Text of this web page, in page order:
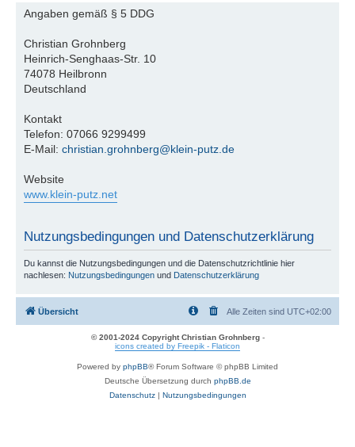
Angaben gemäß § 5 DDG
Christian Grohnberg
Heinrich-Senghaas-Str. 10
74078 Heilbronn
Deutschland
Kontakt
Telefon: 07066 9299499
E-Mail: christian.grohnberg@klein-putz.de
Website
www.klein-putz.net
Nutzungsbedingungen und Datenschutzerklärung
Du kannst die Nutzungsbedingungen und die Datenschutzrichtlinie hier
nachlesen: Nutzungsbedingungen und Datenschutzerklärung
Übersicht Alle Zeiten sind UTC+02:00
© 2001-2024 Copyright Christian Grohnberg-
icons created by Freepik - Flaticon
Powered by phpBB® Forum Software © phpBB Limited
Deutsche Übersetzung durch phpBB.de
Datenschutz| Nutzungsbedingungen